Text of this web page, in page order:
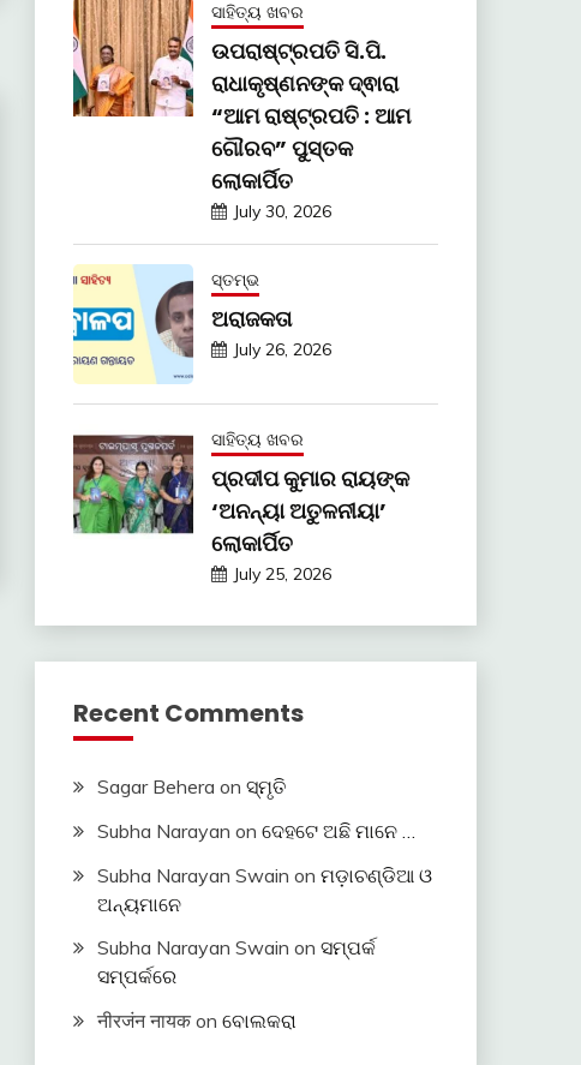
ସାହିତ୍ୟ ଖବର
ଉପରାଷ୍ଟ୍ରପତି ସି.ପି.
ରାଧାକୃଷ୍ଣନଙ୍କ ଦ୍ଵାରା
“ଆମ ରାଷ୍ଟ୍ରପତି : ଆମ
ଗୌରବ” ପୁସ୍ତକ
ଲୋକାର୍ପିତ
July 30, 2026
ସ୍ତମ୍ଭ
ଅରାଜକତା
July 26, 2026
ସାହିତ୍ୟ ଖବର
ପ୍ରଦୀପ କୁମାର ରାୟଙ୍କ
‘ଅନନ୍ୟା ଅତୁଳନୀୟା’
ଲୋକାର୍ପିତ
July 25, 2026
Recent Comments
Sagar Behera on ସ୍ମୃତି
Subha Narayan on ଦେହଟେ ଅଛି ମାନେ …
Subha Narayan Swain on ମଡ଼ାଚଣ୍ଡିଆ ଓ
ଅନ୍ୟମାନେ
Subha Narayan Swain on ସମ୍ପର୍କ
ସମ୍ପର୍କରେ
नीरजंन नायकon ବୋଲକରା